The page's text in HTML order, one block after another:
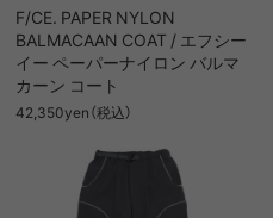
F/CE. PAPER NYLON
BALMACAAN COAT / エフシー
イー ペーパーナイロン バルマ
カーン コート
42,350yen（税込）